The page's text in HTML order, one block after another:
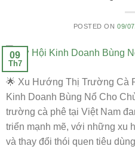
POSTED ON09/
09
Th7
🌟 Xu Hướng Thị Trường Cà
Kinh Doanh Bùng Nổ Cho
trường cà phê tại Việt Nam
triển mạnh mẽ, với những xu
và thay đổi thói quen tiêu